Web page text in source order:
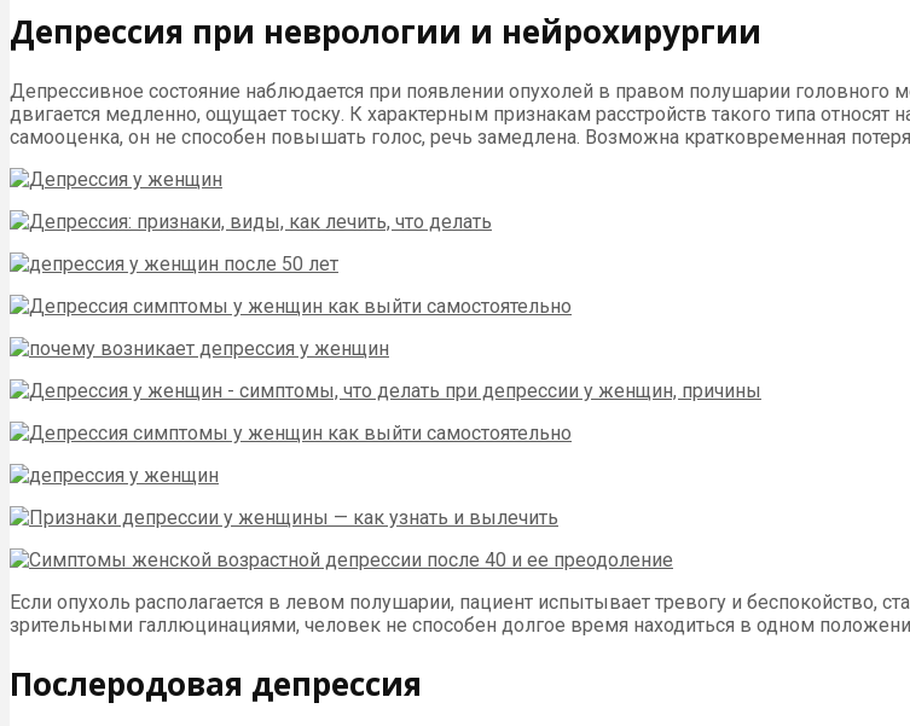
Депрессия при неврологии и нейрохирургии
Депрессивное состояние наблюдается при появлении опухолей в правом полушарии головного
двигается медленно, ощущает тоску. К характерным признакам расстройств такого типа
самооценка, он не способен повышать голос, речь замедлена. Возможна кратковременная
Если опухоль располагается в левом полушарии, пациент испытывает тревогу и беспокойство,
зрительными галлюцинациями, человек не способен долгое время находиться в одном
Послеродовая депрессия